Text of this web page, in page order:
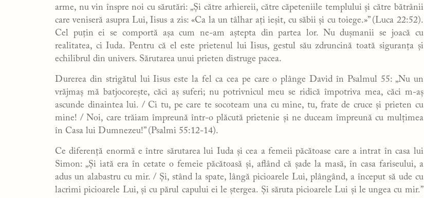
arme, nu vin înspre noi cu sărutări: „Și către arhiereii, către căpeteniile templului și către bătrânii
care veniseră asupra Lui, Iisus a zis: «Ca la un tâlhar ați ieșit, cu săbii și cu toiege.»” (Luca 22:52).
Cel puțin ei se comportă așa cum ne-am aștepta din partea lor. Nu dușmanii se joacă cu
realitatea, ci Iuda. Pentru că el este prietenul lui Iisus, gestul său zdruncină toată siguranța și
echilibrul din univers. Sărutarea unui prieten distruge pacea.
Durerea din strigătul lui Iisus este la fel ca cea pe care o plânge David în Psalmul 55: „Nu un
vrăjmaș mă batjocorește, căci aș suferi; nu potrivnicul meu se ridică împotriva mea, căci m-aș
ascunde dinaintea lui. / Ci tu, pe care te socoteam una cu mine, tu, frate de cruce și prieten cu
mine! / Noi, care trăiam împreună într-o plăcută prietenie și ne duceam împreună cu mulțimea
în Casa lui Dumnezeu!” (Psalmi 55:12-14).
Ce diferență enormă e între sărutarea lui Iuda și cea a femeii păcătoase care a intrat în casa lui
Simon: „Și iată era în cetate o femeie păcătoasă și, aflând că șade la masă, în casa fariseului, a
adus un alabastru cu mir. / Și, stând la spate, lângă picioarele Lui, plângând, a început să ude cu
lacrimi picioarele Lui, și cu părul capului ei le ștergea. Și săruta picioarele Lui și le ungea cu mir.”